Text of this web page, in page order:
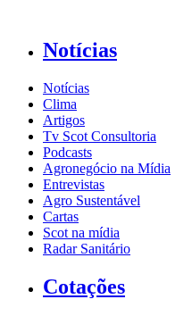
Notícias
Notícias
Clima
Artigos
Tv Scot Consultoria
Podcasts
Agronegócio na Mídia
Entrevistas
Agro Sustentável
Cartas
Scot na mídia
Radar Sanitário
Cotações